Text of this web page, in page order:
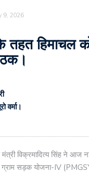
9, 2026
हिमाचल
वर्मा।
विक्रमादित्य सिंह ने आज
सड़क योजना-IV